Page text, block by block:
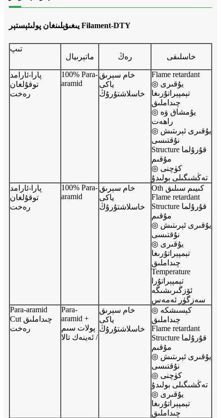
يىغىۋېلىنغان پولىئېستېر Filament-DTY
تىپ
ماتېرىيال
رەڭ خاسلىقى
پارا-ئارامد
توقۇلغان
رەخت
100% Para-
aramid
خام سېرىق
ياكى
خاسلاشتۇرۇڭ
Flame retardant
◎ يۇقىرى
تېمپېراتۇرىغا
چىداملىق
◎ يۇمشاق ۋە
راھەت
◎ يۇقىرى ئېرىتىش
نۇقتىسى
Structure قۇرۇلما
مۇقىم
◎ كۈچنى
تەڭشىگىلى بولىدۇ
پارا-ئارامد
توقۇلغان
رەخت
100% Para-
aramid
خام سېرىق
ياكى
خاسلاشتۇرۇڭ
Oth كىيىم سىلىق
Flame retardant
Structure قۇرۇلما
مۇقىم
◎ يۇقىرى ئېرىتىش
نۇقتىسى
◎ يۇقىرى
تېمپېراتۇرىغا
چىداملىق
Temperature
تېمپېراتۇرا
ئۆزگىرىشىگە
سەزگۈر ئەمەس
Para-aramid
Cut چىداملىق
رەخت
Para-
aramid +
پولات سىم
/ ئەينەك تالا
خام سېرىق
ياكى
خاسلاشتۇرۇڭ
◎ كېسىشكە
چىداملىق
Flame retardant
Structure قۇرۇلما
مۇقىم
◎ يۇقىرى ئېرىتىش
نۇقتىسى
◎ كۈچنى
تەڭشىگىلى بولىدۇ
◎ يۇقىرى
تېمپېراتۇرىغا
چىداملىق